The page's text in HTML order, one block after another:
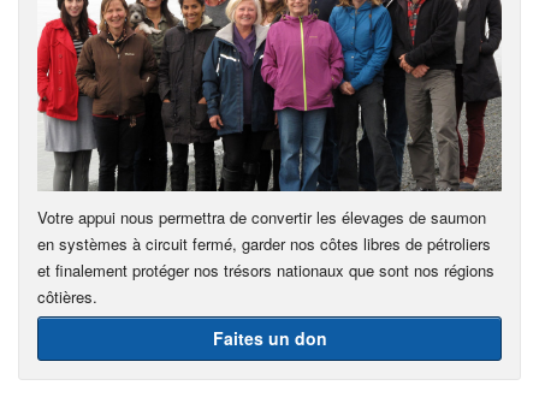
Votre appui nous permettra de convertir les élevages de saumon
en systèmes à circuit fermé, garder nos côtes libres de pétroliers
et finalement protéger nos trésors nationaux que sont nos régions
côtières.
Faites un don